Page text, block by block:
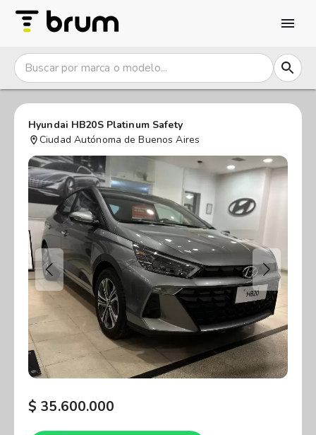
Hyundai HB20S Platinum Safety
Ciudad Autónoma de Buenos Aires
$ 35.600.000